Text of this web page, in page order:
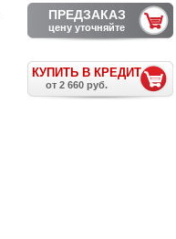
ПРЕДЗАКАЗ
цену уточняйте
КУПИТЬ В КРЕДИТ
от 2 660 руб.